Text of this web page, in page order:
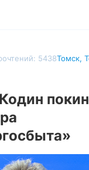
5438Томск,